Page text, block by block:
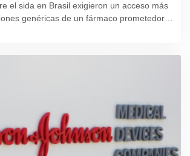
el sida en Brasil exigieron un acceso más
genéricas de un fármaco prometedor
del VIH, cuyo costo puede alcanzar